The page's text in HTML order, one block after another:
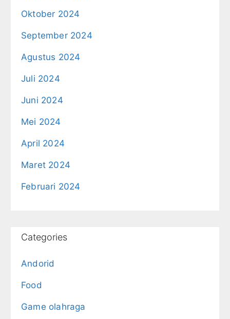
Oktober 2024
September 2024
Agustus 2024
Juli 2024
Juni 2024
Mei 2024
April 2024
Maret 2024
Februari 2024
Categories
Andorid
Food
Game olahraga